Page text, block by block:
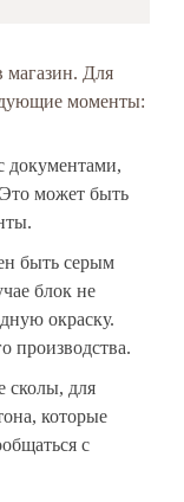
магазин. Для
моменты:
документами,
может быть
быть серым
блок не
окраску.
производства.
сколы, для
которые
с